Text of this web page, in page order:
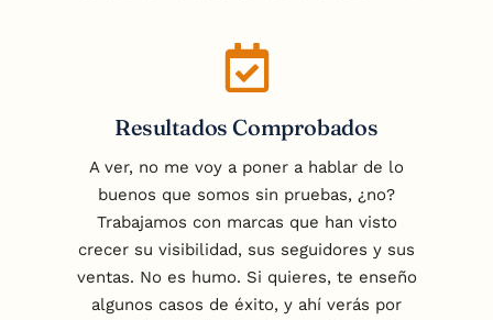
Resultados Comprobados
A ver, no me voy a poner a hablar de lo
buenos que somos sin pruebas, ¿no?
Trabajamos con marcas que han visto
crecer su visibilidad, sus seguidores y sus
ventas. No es humo. Si quieres, te enseño
algunos casos de éxito, y ahí verás por